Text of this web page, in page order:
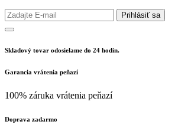
Prihlásiť sa
Skladový tovar odosielame do 24 hodín.
Garancia vrátenia peňazí
100% záruka vrátenia peňazí
Doprava zadarmo